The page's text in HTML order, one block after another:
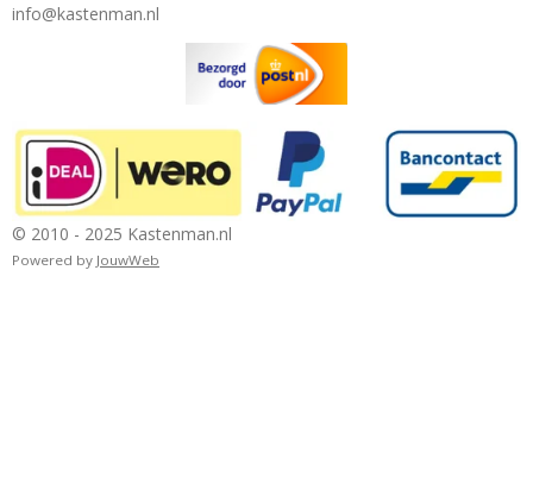
info@kastenman.nl
© 2010 - 2025 Kastenman.nl
Powered by JouwWeb